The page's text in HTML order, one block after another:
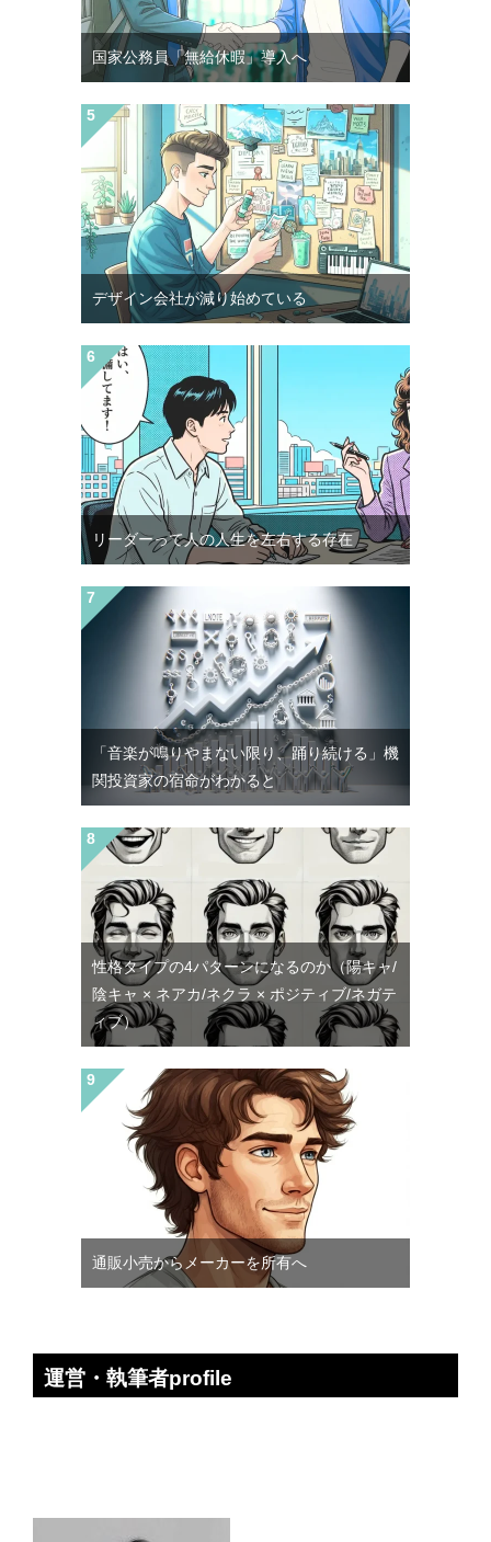
国家公務員「無給休暇」導入へ
デザイン会社が減り始めている
リーダーって人の人生を左右する存在
「音楽が鳴りやまない限り、踊り続ける」機
関投資家の宿命がわかると
性格タイプの4パターンになるのか（陽キャ/
陰キャ × ネアカ/ネクラ × ポジティブ/ネガテ
ィブ）
通販小売からメーカーを所有へ
運営・執筆者profile